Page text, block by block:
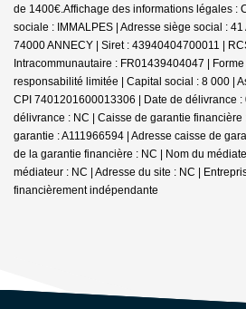
de 1400€. Affichage des informations légales :
sociale : IMMALPES | Adresse siège social :
74000 ANNECY | Siret : 43940404700011 |
Intracommunautaire : FR01439404047 |
responsabilité limitée | Capital social : 8 000 |
CPI 7401201600013306 | Date de délivrance
délivrance : NC | Caisse de garantie financière
garantie : A111966594 | Adresse caisse de
de la garantie financière : NC | Nom du
médiateur : NC | Adresse du site : NC |
financièrement indépendante